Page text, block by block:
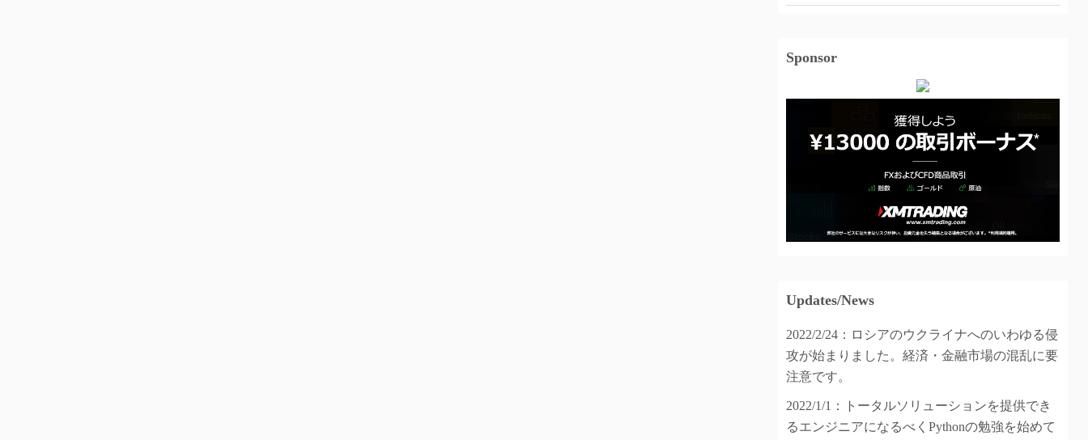
Sponsor
Updates/News
2022/2/24：ロシアのウクライナへのいわゆる侵
攻が始まりました。経済・金融市場の混乱に要
注意です。
2022/1/1：トータルソリューションを提供でき
るエンジニアになるべくPythonの勉強を始めて